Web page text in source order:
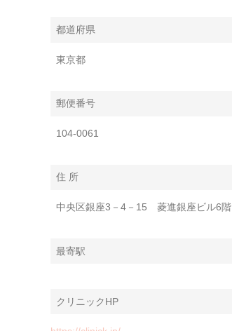
都道府県
東京都
郵便番号
104-0061
住 所
中央区銀座3－4－15 菱進銀座ビル6階
最寄駅
クリニックHP